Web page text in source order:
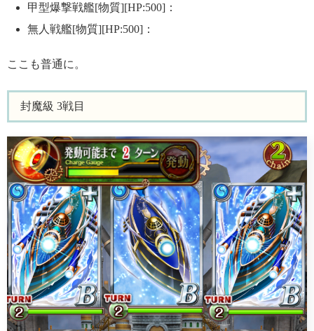
甲型爆撃戦艦[物質][HP:500]：
無人戦艦[物質][HP:500]：
ここも普通に。
封魔級 3戦目